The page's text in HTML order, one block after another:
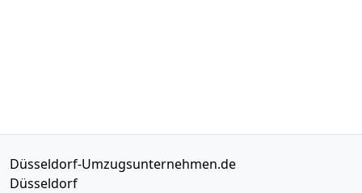
Düsseldorf-Umzugsunternehmen.de
Düsseldorf